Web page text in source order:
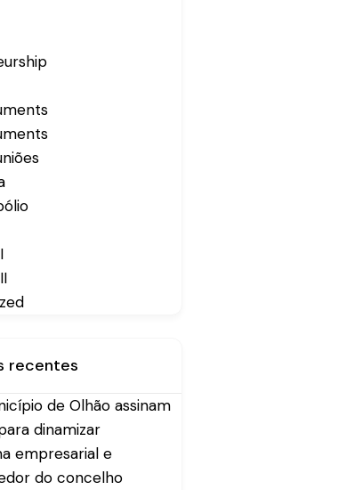
recentes
de Olhão assinam
dinamizar
empresarial e
do concelho